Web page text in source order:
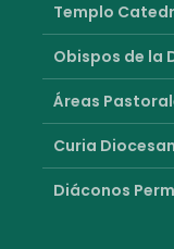
Templo
Obispos de la
Áreas
Curia
Diáconos